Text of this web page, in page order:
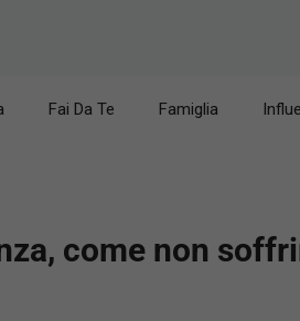
Fai Da Te Famiglia
come non